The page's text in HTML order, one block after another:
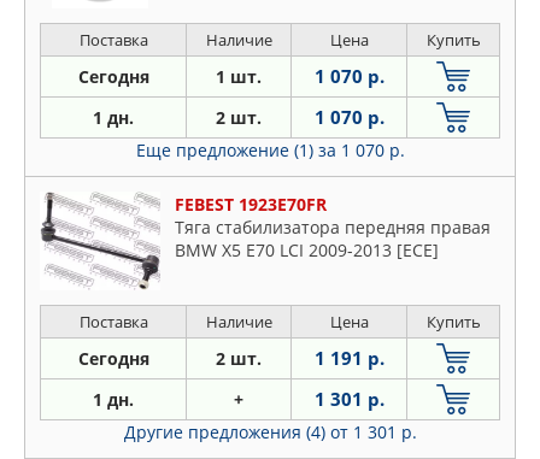
Поставка Наличие Цена Купить
Сегодня 1 шт. 1 070 р.
1 дн. 2 шт. 1 070 р.
Еще предложение (1) за 1 070 р.
FEBEST 1923E70FR
Тяга стабилизатора передняя правая
BMW X5 E70 LCI 2009-2013 [ECE]
Поставка Наличие Цена Купить
Сегодня 2 шт. 1 191 р.
1 дн. + 1 301 р.
Другие предложения (4) от 1 301 р.